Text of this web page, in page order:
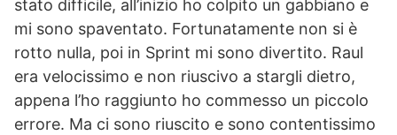
stato difficile, all’inizio ho colpito un gabbiano e
mi sono spaventato. Fortunatamente non si è
rotto nulla, poi in Sprint mi sono divertito. Raul
era velocissimo e non riuscivo a stargli dietro,
appena l’ho raggiunto ho commesso un piccolo
errore. Ma ci sono riuscito e sono contentissimo